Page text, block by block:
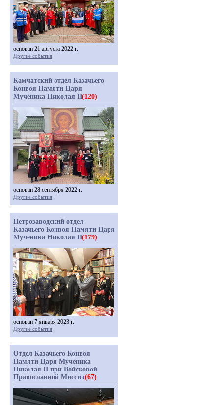
основан 21 августа 2022 г.
Другие события
Камчатский отдел Казачьего
Конвоя Памяти Царя
Мученика Николая II(120)
основан 28 сентября 2022 г.
Другие события
Петрозаводский отдел
Казачьего Конвоя Памяти Царя
Мученика Николая II(179)
основан 7 января 2023 г.
Другие события
Отдел Казачьего Конвоя
Памяти Царя Мученика
Николая II при Войсковой
Православной Миссии(67)